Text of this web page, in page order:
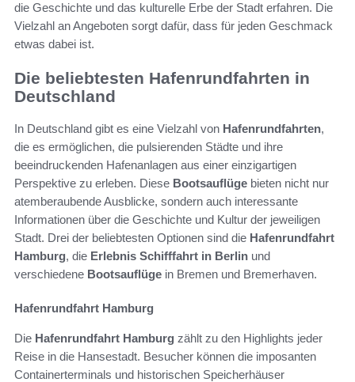
die Geschichte und das kulturelle Erbe der Stadt erfahren. Die
Vielzahl an Angeboten sorgt dafür, dass für jeden Geschmack
etwas dabei ist.
Die beliebtesten Hafenrundfahrten in
Deutschland
In Deutschland gibt es eine Vielzahl von Hafenrundfahrten,
die es ermöglichen, die pulsierenden Städte und ihre
beeindruckenden Hafenanlagen aus einer einzigartigen
Perspektive zu erleben. Diese Bootsauflüge bieten nicht nur
atemberaubende Ausblicke, sondern auch interessante
Informationen über die Geschichte und Kultur der jeweiligen
Stadt. Drei der beliebtesten Optionen sind die Hafenrundfahrt
Hamburg, die Erlebnis Schifffahrt in Berlin und
verschiedene Bootsauflüge in Bremen und Bremerhaven.
Hafenrundfahrt Hamburg
Die Hafenrundfahrt Hamburg zählt zu den Highlights jeder
Reise in die Hansestadt. Besucher können die imposanten
Containerterminals und historischen Speicherhäuser